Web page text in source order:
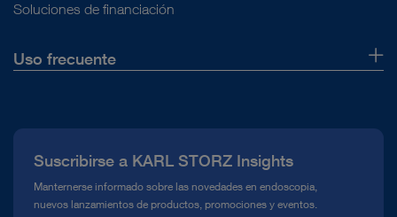
Soluciones de financiación
Uso frecuente
Línea de atención para el Cumplimiento normativo (Hotline)
Mediateca
Suscribirse a KARL STORZ Insights
Manternerse informado sobre las novedades en endoscopia,
nuevos lanzamientos de productos, promociones y eventos.